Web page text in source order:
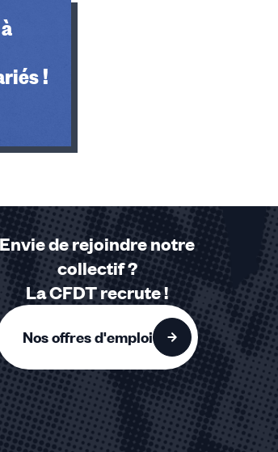
!
Envie de rejoindre notre
collectif ?
La CFDT recrute !
Nos offres d'emploi